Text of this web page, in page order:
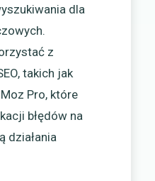
dla
z
takich jak
Pro, które
błędów na
działania